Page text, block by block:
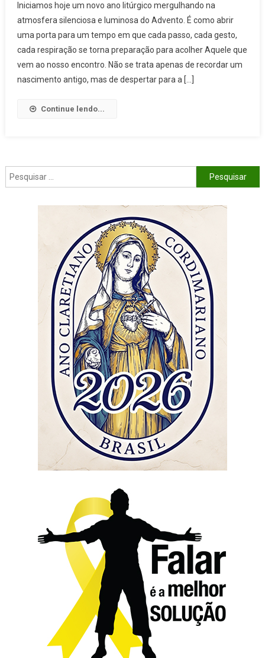
Iniciamos hoje um novo ano litúrgico mergulhando na
atmosfera silenciosa e luminosa do Advento. É como abrir
uma porta para um tempo em que cada passo, cada gesto,
cada respiração se torna preparação para acolher Aquele que
vem ao nosso encontro. Não se trata apenas de recordar um
nascimento antigo, mas de despertar para a […]
Continue lendo...
Pesquisar por: